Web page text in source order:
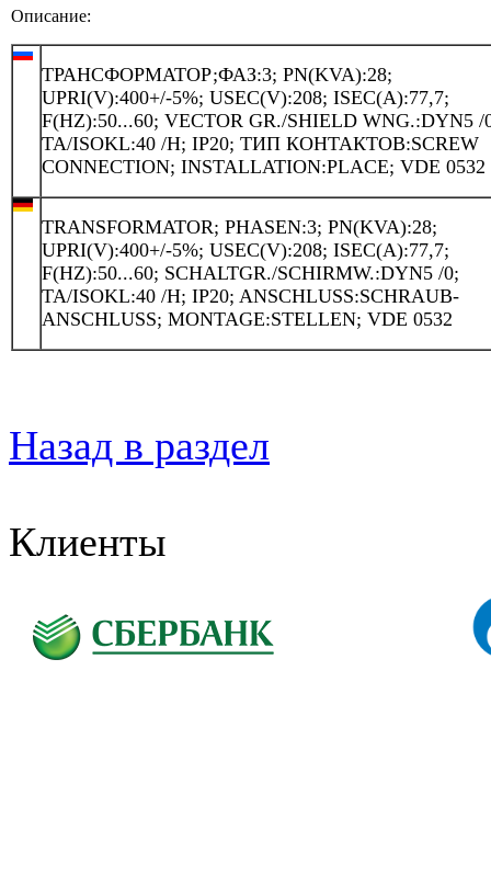
Описание:
ТРАНСФОРМАТОР;ФАЗ:3; PN(KVA):28;
UPRI(V):400+/-5%; USEC(V):208; ISEC(A):77,7;
F(HZ):50...60; VECTOR GR./SHIELD WNG.:DYN5 /
TA/ISOKL:40 /H; IP20; ТИП КОНТАКТОВ:SCREW
CONNECTION; INSTALLATION:PLACE; VDE 0532
TRANSFORMATOR; PHASEN:3; PN(KVA):28;
UPRI(V):400+/-5%; USEC(V):208; ISEC(A):77,7;
F(HZ):50...60; SCHALTGR./SCHIRMW.:DYN5 /0;
TA/ISOKL:40 /H; IP20; ANSCHLUSS:SCHRAUB-
ANSCHLUSS; MONTAGE:STELLEN; VDE 0532
Назад в раздел
Клиенты